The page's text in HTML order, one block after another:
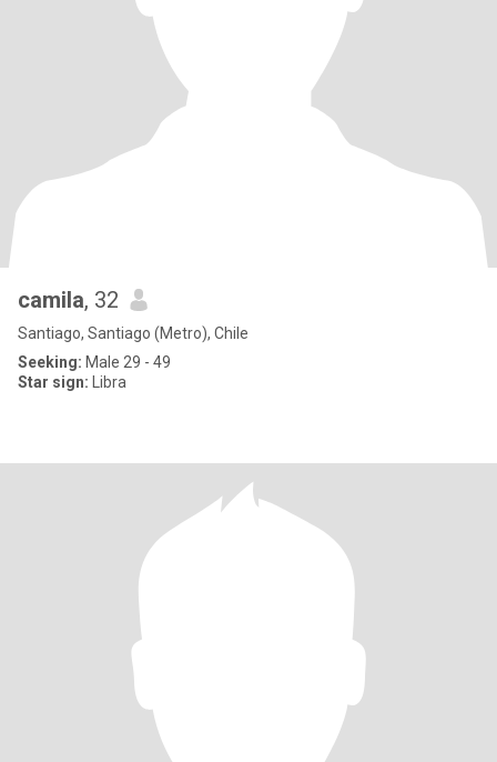
camila, 32
Santiago, Santiago (Metro), Chile
Seeking: Male 29 - 49
Star sign: Libra